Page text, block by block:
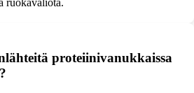
ruokavaliota.
proteiinivanukkaissa